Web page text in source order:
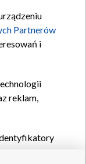
Partnerów
i
reklam,